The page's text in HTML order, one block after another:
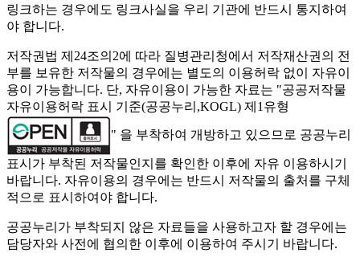
링크하는 경우에도 링크사실을 우리 기관에 반드시 통지하여
야 합니다.
저작권법 제24조의2에 따라 질병관리청에서 저작재산권의 전
부를 보유한 저작물의 경우에는 별도의 이용허락 없이 자유이
용이 가능합니다. 단, 자유이용이 가능한 자료는 "공공저작물
자유이용허락 표시 기준(공공누리,KOGL) 제1유형
" 을 부착하여 개방하고 있으므로 공공누리
표시가 부착된 저작물인지를 확인한 이후에 자유 이용하시기
바랍니다. 자유이용의 경우에는 반드시 저작물의 출처를 구체
적으로 표시하여야 합니다.
공공누리가 부착되지 않은 자료들을 사용하고자 할 경우에는
담당자와 사전에 협의한 이후에 이용하여 주시기 바랍니다.